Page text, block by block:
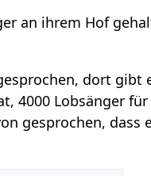
an ihrem Hof
dort gibt
4000 Lobsänger
gesprochen, dass